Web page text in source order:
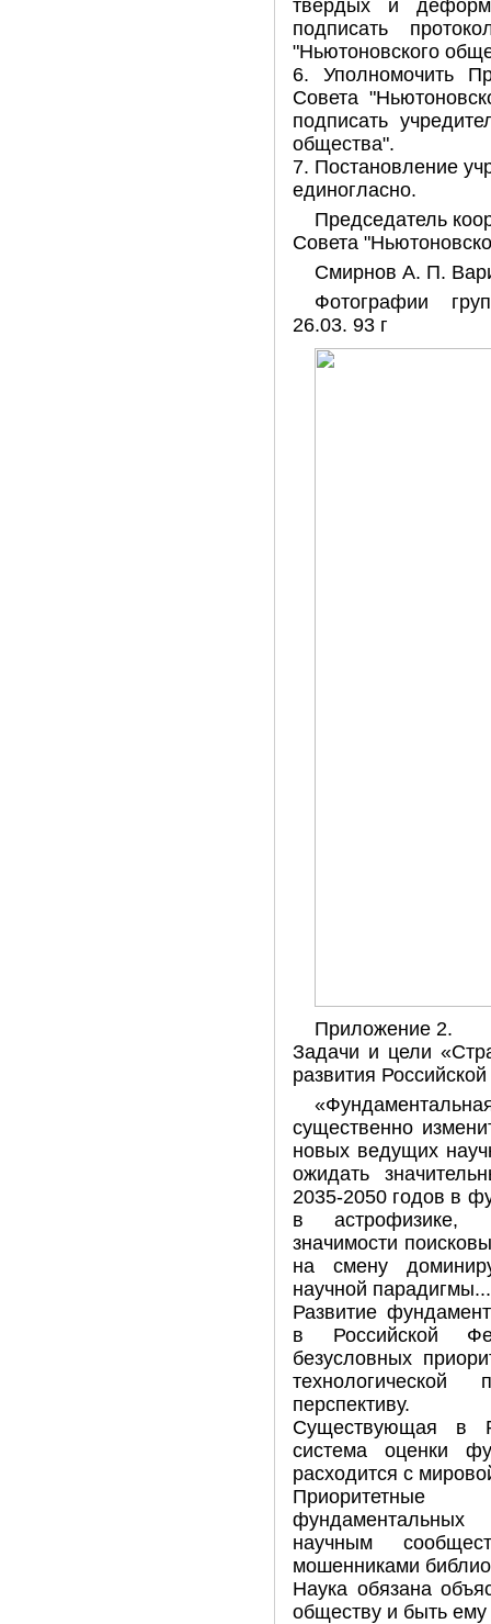
твердых и
подписать
"Ньютоновского
6. Уполномочить
Совета
подписать
общества".
7. Постановление
единогласно.
Председатель
Совета
Смирнов А. П.
Фотографии
26.03. 93 г
Приложение 2.
Задачи и цели
развития
существенно
новых ведущих
ожидать
2035-2050 годов в
в астрофизике,
значимости
на смену
научной парадигмы...
Развитие
в Российской
безусловных
перспективу.
Существующая в
система оценки
расходится с
Приоритетные
фундаментальных
научным
мошенниками
Наука обязана
обществу и быть ему